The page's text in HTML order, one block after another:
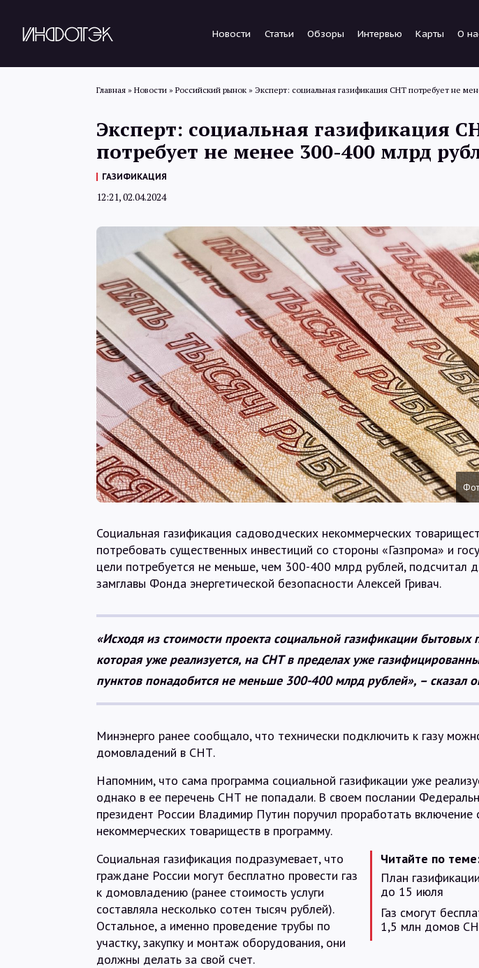
Новости Статьи Обзоры Интервью Карты О
Главная » Новости » Российский рынок » Эксперт: социальная газификация СНТ потребует не
Эксперт: социальная газификация
потребует не менее 300-400 млрд
ГАЗИФИКАЦИЯ
12:21, 02.04.2024
Социальная газификация садоводческих некоммерческих
потребовать существенных инвестиций со стороны «Газпрома» и
цели потребуется не меньше, чем 300-400 млрд рублей,
замглавы Фонда энергетической безопасности Алексей Гривач.
«Исходя из стоимости проекта социальной газификации бытовых
которая уже реализуется, на СНТ в пределах уже
пунктов понадобится не меньше 300-400 млрд рублей», – сказал
Минэнерго ранее сообщало, что технически подключить к газу
домовладений в СНТ.
Напомним, что сама программа социальной газификации уже
однако в ее перечень СНТ не попадали. В своем послании
президент России Владимир Путин поручил проработать включение
некоммерческих товариществ в программу.
Читайте по
План
до 15 июля
Газ смогут
1,5 млн домов
Социальная газификация подразумевает, что
граждане России могут бесплатно провести газ
к домовладению (ранее стоимость услуги
составляла несколько сотен тысяч рублей).
Остальное, а именно проведение трубы по
участку, закупку и монтаж оборудования, они
должны делать за свой счет.